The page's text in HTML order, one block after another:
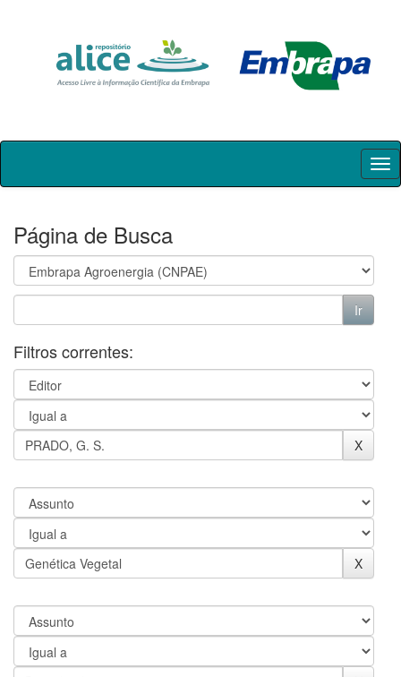
Skip
Página de Busca
Filtros correntes: